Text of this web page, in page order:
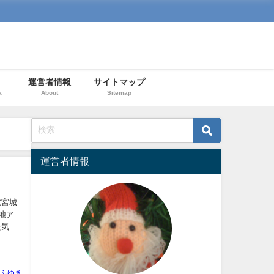
運営者情報
About
サイトマップ
Sitemap
城
ア
分
運営者情報